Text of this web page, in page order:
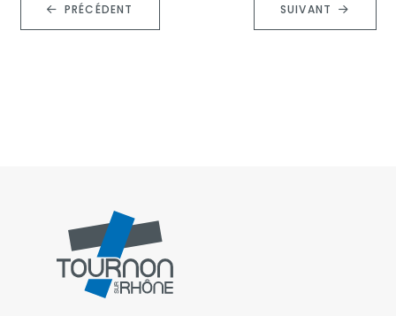
PRÉCÉDENT SUIVANT